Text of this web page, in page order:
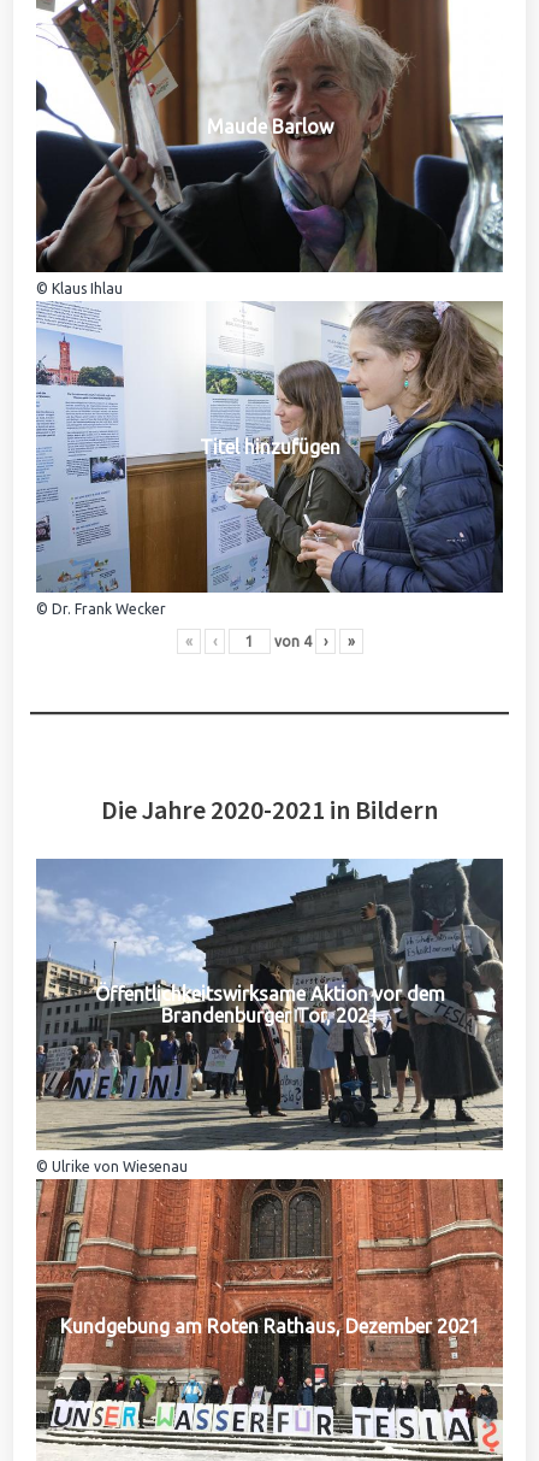
Maude Barlow
© Klaus Ihlau
Titel hinzufügen
© Dr. Frank Wecker
« ‹ von 4 › »
Die Jahre 2020-2021 in Bildern
Öffentlichkeitswirksame Aktion vor dem
Brandenburger Tor, 2021
© Ulrike von Wiesenau
Kundgebung am Roten Rathaus, Dezember 2021